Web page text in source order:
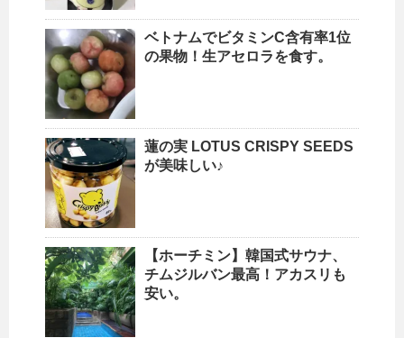
ベトナムでビタミンC含有率1位
の果物！生アセロラを食す。
蓮の実 LOTUS CRISPY SEEDS
が美味しい♪
【ホーチミン】韓国式サウナ、
チムジルバン最高！アカスリも
安い。